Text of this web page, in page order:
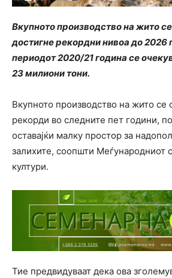
Вкупното производство на жито
достигне рекордни нивоа до 2026
периодот 2020/21 година се
23 милиони тони.
Вкупното производство на жито се
рекорди во следните пет години,
оставајќи малку простор за
залихите, соопшти Меѓународниот
култури.
Тие предвидуваат дека ова